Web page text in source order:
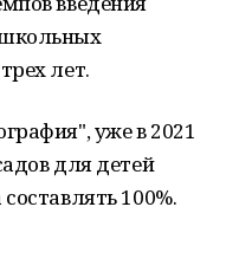
лет.
уже в 2021
для детей
100%.